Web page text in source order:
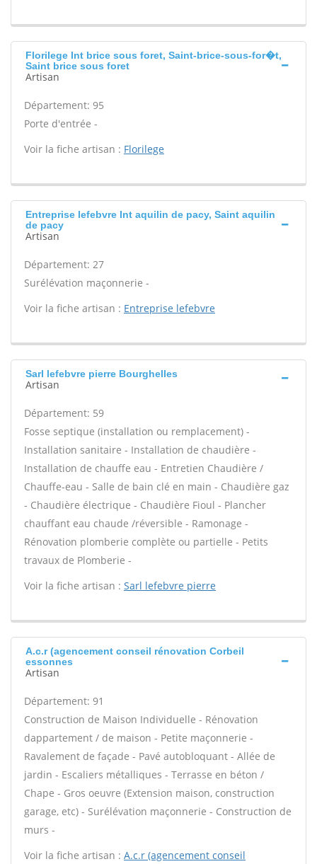
Florilege Int brice sous foret, Saint-brice-sous-for�t,
Saint brice sous foret
Artisan
Département: 95
Porte d'entrée -
Voir la fiche artisan : Florilege
Entreprise lefebvre Int aquilin de pacy, Saint aquilin
de pacy
Artisan
Département: 27
Surélévation maçonnerie -
Voir la fiche artisan : Entreprise lefebvre
Sarl lefebvre pierre Bourghelles
Artisan
Département: 59
Fosse septique (installation ou remplacement) -
Installation sanitaire - Installation de chaudière -
Installation de chauffe eau - Entretien Chaudière /
Chauffe-eau - Salle de bain clé en main - Chaudière gaz
- Chaudière électrique - Chaudière Fioul - Plancher
chauffant eau chaude /réversible - Ramonage -
Rénovation plomberie complète ou partielle - Petits
travaux de Plomberie -
Voir la fiche artisan : Sarl lefebvre pierre
A.c.r (agencement conseil rénovation Corbeil
essonnes
Artisan
Département: 91
Construction de Maison Individuelle - Rénovation
dappartement / de maison - Petite maçonnerie -
Ravalement de façade - Pavé autobloquant - Allée de
jardin - Escaliers métalliques - Terrasse en béton /
Chape - Gros oeuvre (Extension maison, construction
garage, etc) - Surélévation maçonnerie - Construction de
murs -
Voir la fiche artisan : A.c.r (agencement conseil